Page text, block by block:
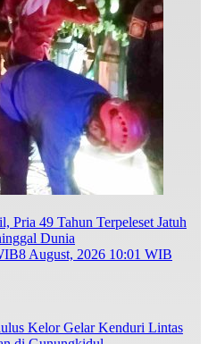
Pria 49 Tahun Terpeleset Jatuh
Dunia
8 August, 2026 10:01 WIB
Kelor Gelar Kenduri Lintas